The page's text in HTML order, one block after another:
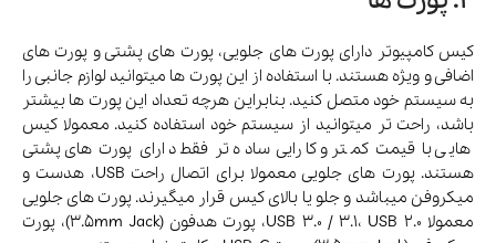
کیس کامپیوتر دارای پورت های جلویی، پورت های پشتی و پورت های
اضافی و ویژه هستند. با استفاده از این پورت ها میتوانید لوازم جانبی را
به سیستم خود متصل کنید. بنابراین هرچه تعداد این پورت ها بیشتر
باشد، راحت تر میتوانید از سیستم خود استفاده کنید. معمولا کیس
هایی با قیمت کمتر و کارایی ساده تر فقط دارای پورت های پشتی
هستند. پورت های جلویی معمولا برای اتصال راحت USB، هدست و
میکروفن میباشد و جلو یا بالای کیس قرار میگیرند. پورت های جلویی
معمولا USB 3.0 / 3.1، USB 2.0، پورت هدفون (3.5mm Jack)، پورت